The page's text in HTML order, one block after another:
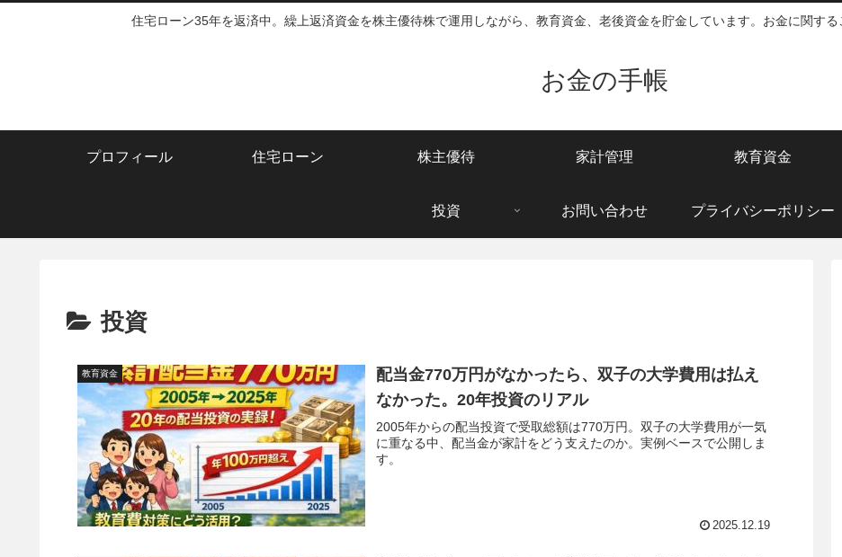
住宅ローン35年を返済中。繰上返済資金を株主優待株で運用しながら、教育資金、老後資金を貯金しています。お金に関する
お金の手帳
プロフィール 住宅ローン 株主優待 家計管理 教育資金
投資 お問い合わせ プライバシーポリシー
投資
教育資金
配当金770万円がなかったら、双子の大学費用は払え
なかった。20年投資のリアル
2005年からの配当投資で受取総額は770万円。双子の大学費用が一気
に重なる中、配当金が家計をどう支えたのか。実例ベースで公開しま
す。
2025.12.19